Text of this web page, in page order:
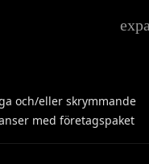
och/eller skrymmande
med företagspaket